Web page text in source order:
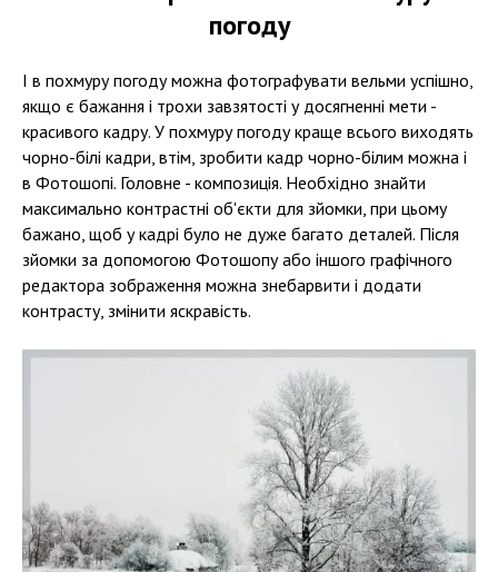
погоду
І в похмуру погоду можна фотографувати вельми успішно,
якщо є бажання і трохи завзятості у досягненні мети -
красивого кадру. У похмуру погоду краще всього виходять
чорно-білі кадри, втім, зробити кадр чорно-білим можна і
в Фотошопі. Головне - композиція. Необхідно знайти
максимально контрастні об'єкти для зйомки, при цьому
бажано, щоб у кадрі було не дуже багато деталей. Після
зйомки за допомогою Фотошопу або іншого графічного
редактора зображення можна знебарвити і додати
контрасту, змінити яскравість.